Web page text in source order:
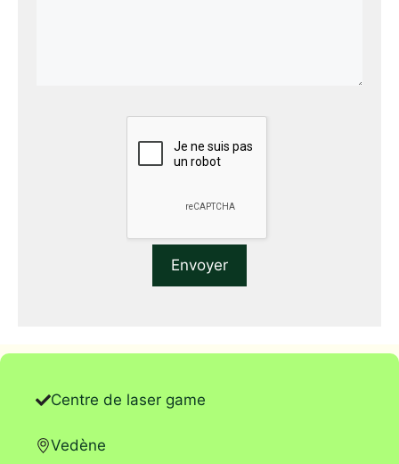
Centre de laser game
Vedène